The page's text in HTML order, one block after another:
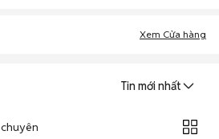
Xem Cửa hàng
Tin mới nhất